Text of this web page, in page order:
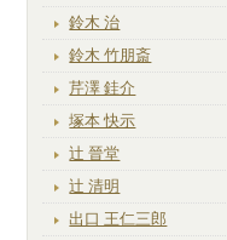
鈴木 治
鈴木 竹朋斎
芹澤 銈介
塚本 快示
辻 晉堂
辻 清明
出口 王仁三郎